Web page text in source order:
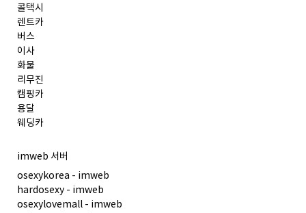
콜택시
렌트카
버스
이사
화물
리무진
캠핑카
용달
웨딩카
imweb 서버
osexykorea - imweb
hardosexy - imweb
osexylovemall - imweb